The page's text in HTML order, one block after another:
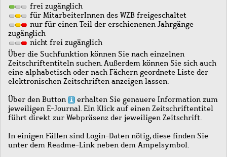
frei zugänglich
für MitarbeiterInnen des WZB freigeschaltet
nur für einen Teil der erschienenen Jahrgänge
zugänglich
nicht frei zugänglich
Über die Suchfunktion können Sie nach einzelnen
Zeitschriftentiteln suchen. Außerdem können Sie sich auch
eine alphabetisch oder nach Fächern geordnete Liste der
elektronischen Zeitschriften anzeigen lassen.
Über den Button
erhalten Sie genauere Information zum
jeweiligen E-Journal. Ein Klick auf einen Zeitschriftentitel
führt direkt zur Webpräsenz der jeweiligen Zeitschrift.
In einigen Fällen sind Login-Daten nötig, diese finden Sie
unter dem Readme-Link neben dem Ampelsymbol.